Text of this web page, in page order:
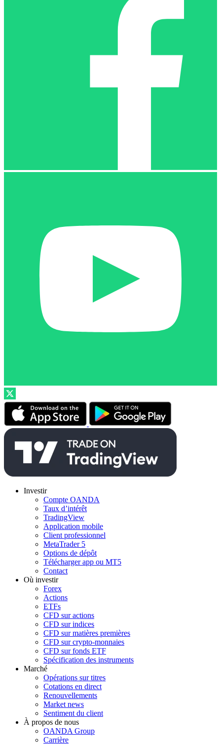
Investir
Compte OANDA
Taux d’intérêt
TradingView
Application mobile
Client professionnel
MetaTrader 5
Options de dépôt
Télécharger app ou MT5
Contact
Où investir
Forex
Actions
ETFs
CFD sur actions
CFD sur indices
CFD sur matières premières
CFD sur crypto-monnaies
CFD sur fonds ETF
Spécification des instruments
Marché
Opérations sur titres
Cotations en direct
Renouvellements
Market news
Sentiment du client
À propos de nous
OANDA Group
Carrière